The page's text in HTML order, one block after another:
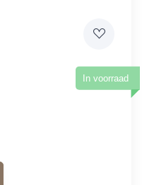
In voorraad